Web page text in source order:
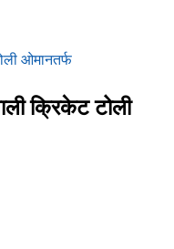
ओमानतर्फ
क्रिकेट टोली